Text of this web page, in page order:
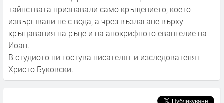
тайнствата признавали само кръщението, което
извършвали не с вода, а чрез възлагане върху
кръщавания на ръце и на апокрифното евангелие на
Иоан.
В студиото ни гостува писателят и изследователят
Христо Буковски.